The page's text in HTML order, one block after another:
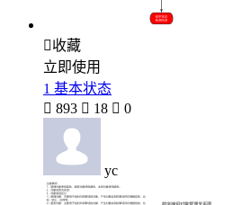
收藏
立即使用
1 基本状态
 893  18  0
yc